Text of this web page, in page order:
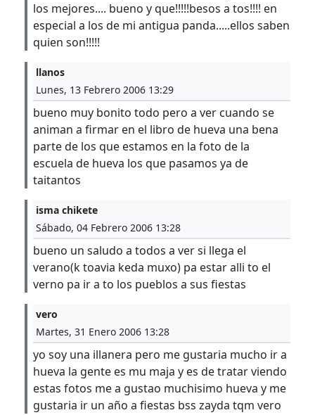
los mejores.... bueno y que!!!!!besos a tos!!!! en
especial a los de mi antigua panda.....ellos saben
quien son!!!!!
llanos
Lunes, 13 Febrero 2006 13:29
bueno muy bonito todo pero a ver cuando se
animan a firmar en el libro de hueva una bena
parte de los que estamos en la foto de la
escuela de hueva los que pasamos ya de
taitantos
isma chikete
Sábado, 04 Febrero 2006 13:28
bueno un saludo a todos a ver si llega el
verano(k toavia keda muxo) pa estar alli to el
verno pa ir a to los pueblos a sus fiestas
vero
Martes, 31 Enero 2006 13:28
yo soy una illanera pero me gustaria mucho ir a
hueva la gente es mu maja y es de tratar viendo
estas fotos me a gustao muchisimo hueva y me
gustaria ir un año a fiestas bss zayda tqm vero